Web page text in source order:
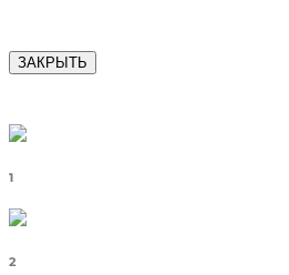
ЗАКРЫТЬ
1
2